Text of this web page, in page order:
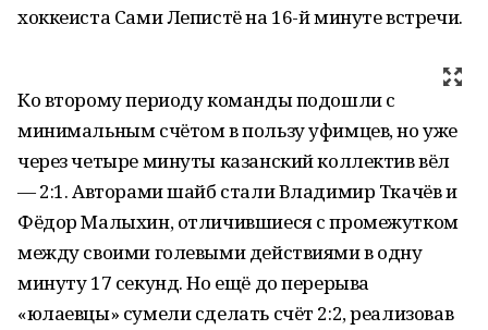
хоккеиста Сами Лепистё на 16-й минуте встречи.
Ко второму периоду команды подошли с
минимальным счётом в пользу уфимцев, но уже
через четыре минуты казанский коллектив вёл
— 2:1. Авторами шайб стали Владимир Ткачёв и
Фёдор Малыхин, отличившиеся с промежутком
между своими голевыми действиями в одну
минуту 17 секунд. Но ещё до перерыва
«юлаевцы» сумели сделать счёт 2:2, реализовав